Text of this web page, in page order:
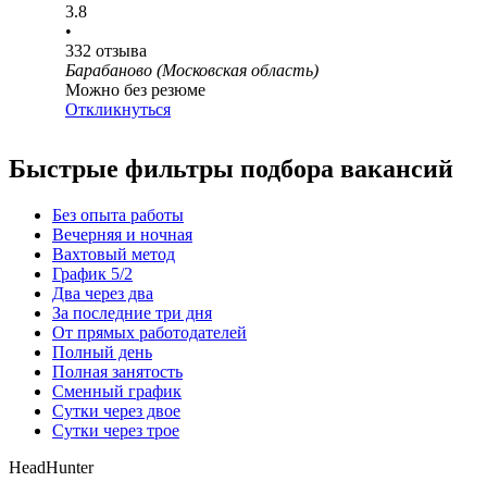
3.8
•
332 отзыва
Барабаново (Московская область)
Можно без резюме
Откликнуться
Быстрые фильтры подбора вакансий
Без опыта работы
Вечерняя и ночная
Вахтовый метод
График 5/2
Два через два
За последние три дня
От прямых работодателей
Полный день
Полная занятость
Сменный график
Сутки через двое
Сутки через трое
HeadHunter